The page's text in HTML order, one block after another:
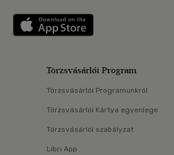
Libri applikáció Szerezd meg: Google
Törzsvásárlói Program
Törzsvásárlói Programunkról
Törzsvásárlói Kártya egyenlege
Törzsvásárlói szabályzat
Libri App